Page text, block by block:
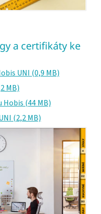
a certifikáty ke
UNI (0,9 MB)
MB)
(44 MB)
(2,2 MB)